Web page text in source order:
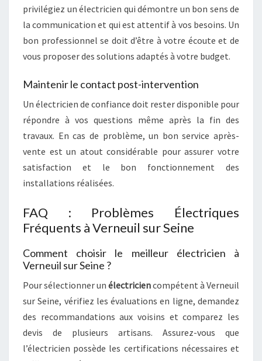
privilégiez un électricien qui démontre un bon sens de
la communication et qui est attentif à vos besoins. Un
bon professionnel se doit d’être à votre écoute et de
vous proposer des solutions adaptés à votre budget.
Maintenir le contact post-intervention
Un électricien de confiance doit rester disponible pour
répondre à vos questions même après la fin des
travaux. En cas de problème, un bon service après-
vente est un atout considérable pour assurer votre
satisfaction et le bon fonctionnement des
installations réalisées.
FAQ : Problèmes Électriques
Fréquents à Verneuil sur Seine
Comment choisir le meilleur électricien à
Verneuil sur Seine ?
Pour sélectionner un électriciencompétent à Verneuil
sur Seine, vérifiez les évaluations en ligne, demandez
des recommandations aux voisins et comparez les
devis de plusieurs artisans. Assurez-vous que
l’électricien possède les certifications nécessaires et